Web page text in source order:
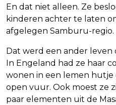
En dat niet alleen. Ze
kinderen achter te laten
afgelegen Samburu-regio.
Dat werd een ander leven
In Engeland had ze haar
wonen in een lemen hutje
open vuur. Ook moest ze
paar elementen uit de